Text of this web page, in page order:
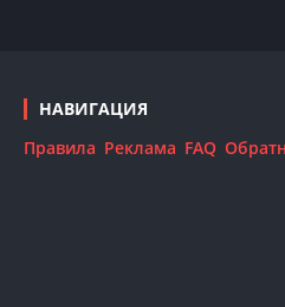
НАВИГАЦИЯ
Правила Реклама FAQ